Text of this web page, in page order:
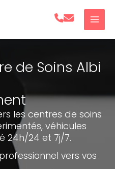
de Soins Albi
les centres de soins
véhicules
24h/24 et 7j/7.
vers vos